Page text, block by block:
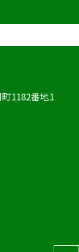
1182番地1